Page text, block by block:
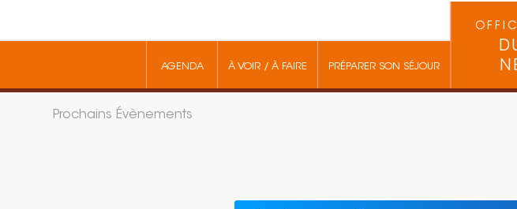
AGENDA À VOIR / À FAIRE PRÉPARER SON SÉJOUR
Prochains Évènements